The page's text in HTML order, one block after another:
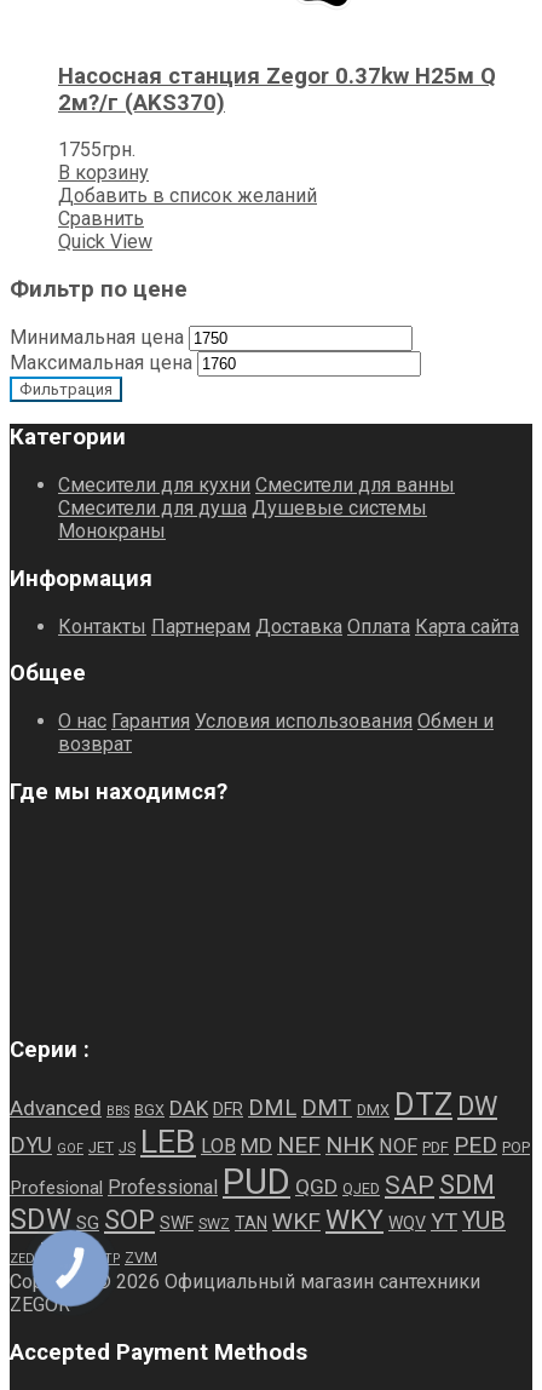
Насосная станция Zegor 0.37kw H25м Q
2м?/г (AKS370)
1755грн.
В корзину
Добавить в список желаний
Сравнить
Quick View
Фильтр по цене
Минимальная цена
Максимальная цена
Фильтрация
Категории
Смесители для кухни Смесители для ванны
Смесители для душа Душевые системы
Монокраны
Информация
Контакты Партнерам Доставка Оплата Карта сайта
Общее
О нас Гарантия Условия использования Обмен и
возврат
Где мы находимся?
Серии :
Advanced BBS BGX DAK DFR DML DMT DMX DTZ DW
DYU GOF JET JS LEB LOB MD NEF NHK NOF PDF PED POP
Profesional Professional PUD QGD QJED SAP SDM
SDW SG SOP SWF SWZ TAN WKFWKY WQV YTYUB
ZED ZRS ZTP ZVM
Copyright © 2026 Официальный магазин сантехники
ZEGOR
Accepted Payment Methods
КНОПКА
ЗВ'ЯЗКУ